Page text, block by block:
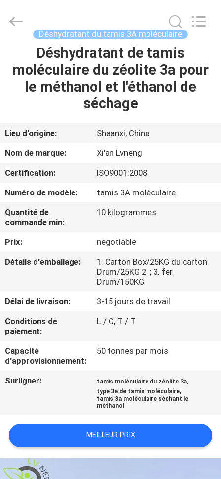
ACCUEIL
PRODUITS
SPECTACLE
RÉALITÉ
VIRTUELLE
À
PROPOS
DE
DE
L'USINE
CONTRÔLE
NOUS
CONTACTER
Purification
Technology
Déshydratant du tamis 3A moléculaire
Déshydratant de tamis
moléculaire du zéolite 3a pour
le méthanol et l'éthanol de
séchage
Lieu d'origine:
Shaanxi, Chine
Nom de marque:
Xi'an Lvneng
Certification:
ISO9001:2008
Numéro de modèle:
tamis 3A moléculaire
Quantité de
commande min:
10 kilogrammes
Prix:
negotiable
Détails d'emballage:
1. Carton Box/25KG du carton
Drum/25KG 2. ; 3. fer
Drum/150KG
Délai de livraison:
3-15 jours de travail
Conditions de
paiement:
L / C, T / T
Capacité
d'approvisionnement:
50 tonnes par mois
Surligner: tamis moléculaire du zéolite 3a,
type 3a de tamis moléculaire,
tamis 3a moléculaire séchant le
méthanol
MEILLEUR PRIX